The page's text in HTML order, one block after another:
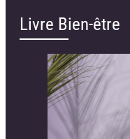
Livre Bien-être